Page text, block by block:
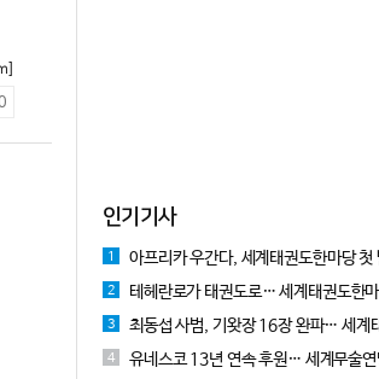
인기기사
1 아프리카 우간다, 세계태권도한마당 첫 발걸음… 군의관 콘
2 테헤란로가 태권도로… 세계태권도한마당, 10년 만
3 최동섭 사범, 기왓장 16장 완파… 세계태권도한마
4 유네스코 13년 연속 후원… 세계무술연맹 국제연무대회